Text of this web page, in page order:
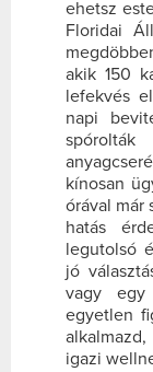
ehetsz
Floridai
akik 150
lefekvés
napi
kínosan
órával már
hatás
legutolsó
jó
vagy
egyetlen
igazi